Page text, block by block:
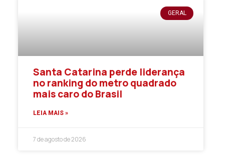
GERAL
Santa Catarina perde liderança
no ranking do metro quadrado
mais caro do Brasil
LEIA MAIS »
7 de agosto de 2026